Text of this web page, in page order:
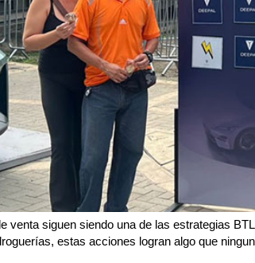
venta siguen siendo una de las estrategias
estas acciones logran algo que